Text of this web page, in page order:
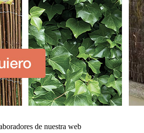
de nuestra web